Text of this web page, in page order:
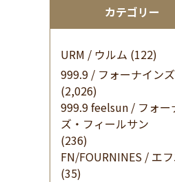
カテゴリー
URM / ウルム (122)
999.9 / フォーナインズ
(2,026)
999.9 feelsun / フォー
ズ・フィールサン
(236)
FN/FOURNINES / エ
(35)